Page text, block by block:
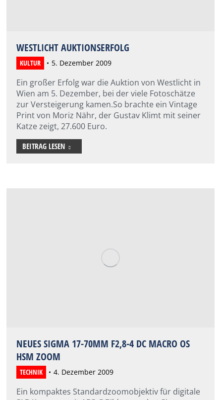
WESTLICHT AUKTIONSERFOLG
KULTUR 5. Dezember 2009
Ein großer Erfolg war die Auktion von Westlicht in
Wien am 5. Dezember, bei der viele Fotoschätze
zur Versteigerung kamen.So brachte ein Vintage
Print von Moriz Nähr, der Gustav Klimt mit seiner
Katze zeigt, 27.600 Euro.
BEITRAG LESEN
NEUES SIGMA 17-70MM F2,8-4 DC MACRO OS
HSM ZOOM
TECHNIK 4. Dezember 2009
Ein kompaktes Standardzoomobjektiv für digitale